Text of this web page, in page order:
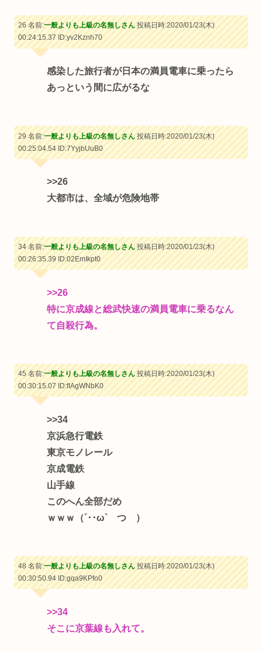
26 名前:一般よりも上級の名無しさん投稿日時:2020/01/23(木)
00:24:15.37ID:yv2Kznh70
感染した旅行者が日本の満員電車に乗ったら
あっという間に広がるな
29 名前:一般よりも上級の名無しさん投稿日時:2020/01/23(木)
00:25:04.54ID:7YyjbUuB0
>>26
大都市は、全域が危険地帯
34 名前:一般よりも上級の名無しさん投稿日時:2020/01/23(木)
00:26:35.39ID:02EmIkpt0
>>26
特に京成線と総武快速の満員電車に乗るなん
て自殺行為。
45 名前:一般よりも上級の名無しさん投稿日時:2020/01/23(木)
00:30:15.07ID:fIAgWNbK0
>>34
京浜急行電鉄
東京モノレール
京成電鉄
山手線
このへん全部だめ
ｗｗｗ（´･･ω` つ ）
48 名前:一般よりも上級の名無しさん投稿日時:2020/01/23(木)
00:30:50.94ID:gqa9KPfo0
>>34
そこに京葉線も入れて。